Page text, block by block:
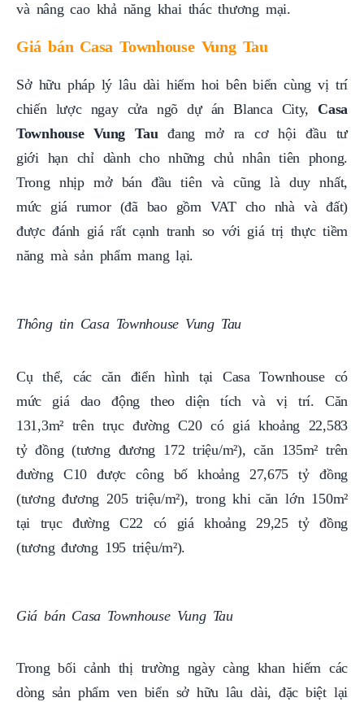
và nâng cao khả năng khai thác thương mại.
Giá bán Casa Townhouse Vung Tau
Sở hữu pháp lý lâu dài hiếm hoi bên biển cùng vị trí
chiến lược ngay cửa ngõ dự án Blanca City, Casa
Townhouse Vung Tauđang mở ra cơ hội đầu tư
giới hạn chỉ dành cho những chủ nhân tiên phong.
Trong nhịp mở bán đầu tiên và cũng là duy nhất,
mức giá rumor (đã bao gồm VAT cho nhà và đất)
được đánh giá rất cạnh tranh so với giá trị thực tiềm
năng mà sản phẩm mang lại.
Thông tin Casa Townhouse Vung Tau
Cụ thể, các căn điển hình tại Casa Townhouse có
mức giá dao động theo diện tích và vị trí. Căn
131,3m² trên trục đường C20 có giá khoảng 22,583
tỷ đồng (tương đương 172 triệu/m²), căn 135m² trên
đường C10 được công bố khoảng 27,675 tỷ đồng
(tương đương 205 triệu/m²), trong khi căn lớn 150m²
tại trục đường C22 có giá khoảng 29,25 tỷ đồng
(tương đương 195 triệu/m²).
Giá bán Casa Townhouse Vung Tau
Trong bối cảnh thị trường ngày càng khan hiếm các
dòng sản phẩm ven biển sở hữu lâu dài, đặc biệt lại